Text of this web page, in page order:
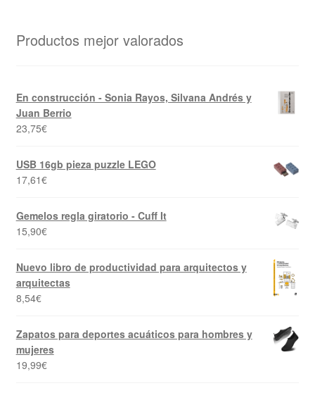
Productos mejor valorados
En construcción - Sonia Rayos, Silvana Andrés y
Juan Berrio
23,75€
USB 16gb pieza puzzle LEGO
17,61€
Gemelos regla giratorio - Cuff It
15,90€
Nuevo libro de productividad para arquitectos y
arquitectas
8,54€
Zapatos para deportes acuáticos para hombres y
mujeres
19,99€